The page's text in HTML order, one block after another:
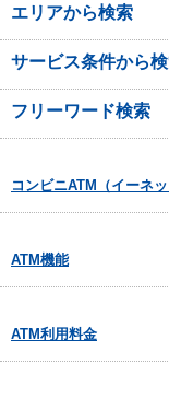
エリアから検索
サービス条件から
フリーワード検索
コンビニATM（イーネ
ATM機能
ATM利用料金